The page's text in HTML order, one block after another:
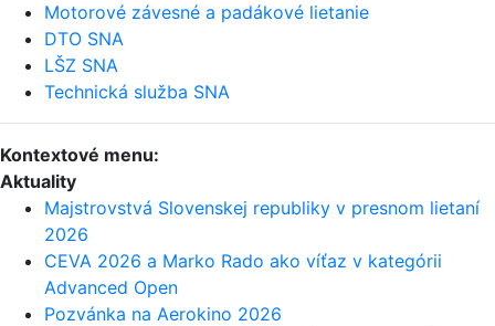
Motorové závesné a padákové lietanie
DTO SNA
LŠZ SNA
Technická služba SNA
Kontextové menu:
Aktuality
Majstrovstvá Slovenskej republiky v presnom lietaní
2026
CEVA 2026 a Marko Rado ako víťaz v kategórii
Advanced Open
Pozvánka na Aerokino 2026